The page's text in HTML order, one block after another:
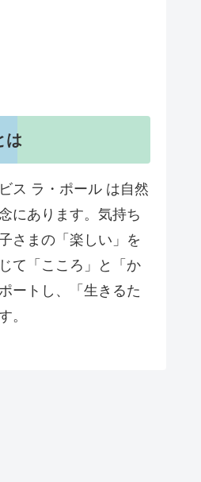
は
ス ラ・ポール は自然
にあります。気持ち
さまの「楽しい」を
て「こころ」と「か
ートし、「生きるた
。